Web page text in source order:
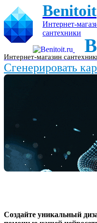
Benitoit
Интернет-
сантехники
Интернет-магазин
Сгенерировать
Создайте уникальный